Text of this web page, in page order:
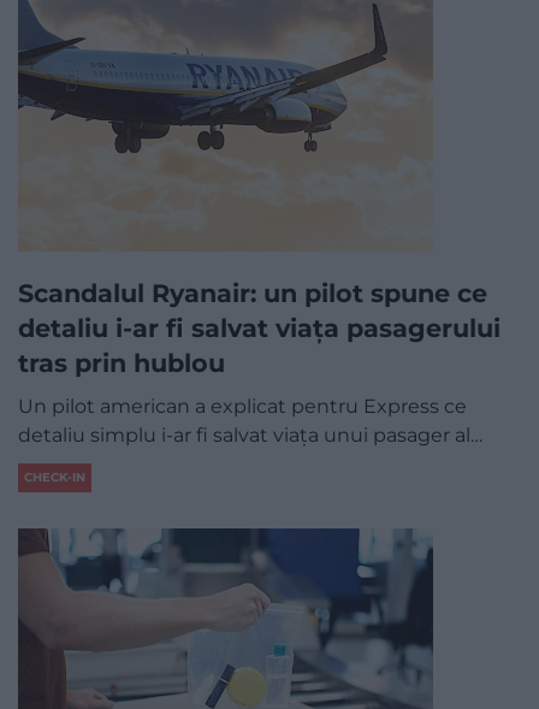
Scandalul Ryanair: un pilot spune ce
detaliu i-ar fi salvat viața pasagerului
tras prin hublou
Un pilot american a explicat pentru Express ce
detaliu simplu i-ar fi salvat viața unui pasager al…
CHECK-IN